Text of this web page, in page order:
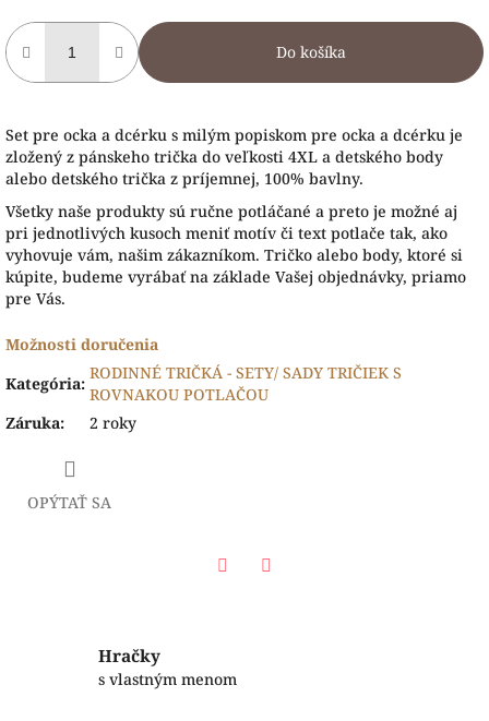
Do košíka
Set pre ocka a dcérku s milým popiskom pre ocka a dcérku je
zložený z pánskeho trička do veľkosti 4XL a detského body
alebo detského trička z príjemnej, 100% bavlny.
Všetky naše produkty sú ručne potláčané a preto je možné aj
pri jednotlivých kusoch meniť motív či text potlače tak, ako
vyhovuje vám, našim zákazníkom. Tričko alebo body, ktoré si
kúpite, budeme vyrábať na základe Vašej objednávky, priamo
pre Vás.
Možnosti doručenia
Kategória:
RODINNÉ TRIČKÁ - SETY/ SADY TRIČIEK S
ROVNAKOU POTLAČOU
Záruka: 2 roky
OPÝTAŤ SA
Hračky
s vlastným menom